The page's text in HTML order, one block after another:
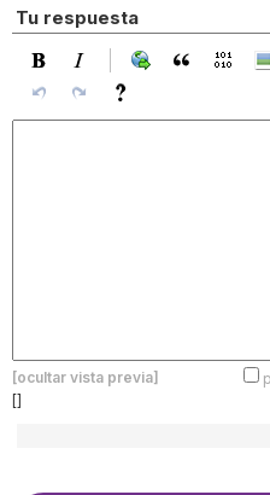
Tu respuesta
[ocultar vista previa]
[]